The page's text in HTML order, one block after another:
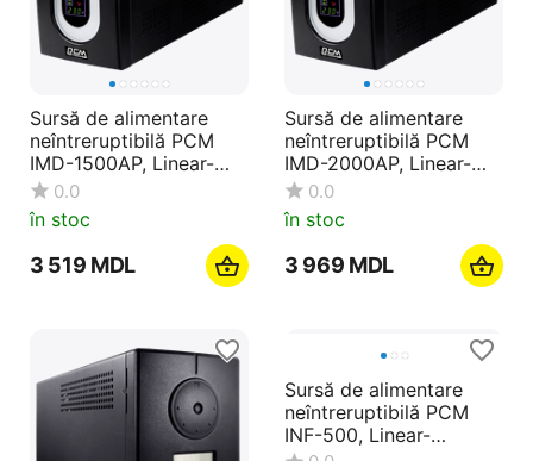
Sursă de alimentare
neîntreruptibilă PCM
IMD-1500AP, Linear-
interactiv, 1500VA, Turn
0.0
în stoc
3 519 MDL
Sursă de alimentare
neîntreruptibilă PCM
IMD-2000AP, Linear-
interactiv, 2000VA, Turn
0.0
în stoc
3 969 MDL